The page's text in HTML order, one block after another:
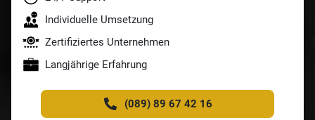
Individuelle Umsetzung
Zertifiziertes Unternehmen
Langjährige Erfahrung
(089) 89 67 42 16